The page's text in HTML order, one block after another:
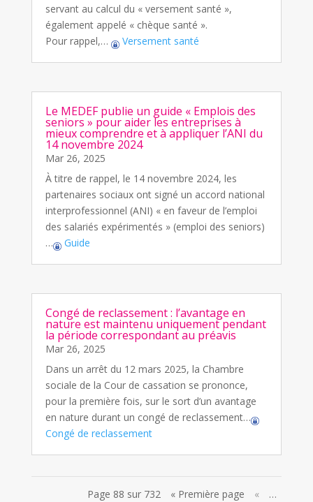
servant au calcul du « versement santé »,
également appelé « chèque santé ».
Pour rappel,…
Versement santé
Le MEDEF publie un guide « Emplois des
seniors » pour aider les entreprises à
mieux comprendre et à appliquer l’ANI du
14 novembre 2024
Mar 26, 2025
À titre de rappel, le 14 novembre 2024, les
partenaires sociaux ont signé un accord national
interprofessionnel (ANI) « en faveur de l’emploi
des salariés expérimentés » (emploi des seniors)
…
Guide
Congé de reclassement : l’avantage en
nature est maintenu uniquement pendant
la période correspondant au préavis
Mar 26, 2025
Dans un arrêt du 12 mars 2025, la Chambre
sociale de la Cour de cassation se prononce,
pour la première fois, sur le sort d’un avantage
en nature durant un congé de reclassement…
Congé de reclassement
Page 88 sur 732 « Première page «
…